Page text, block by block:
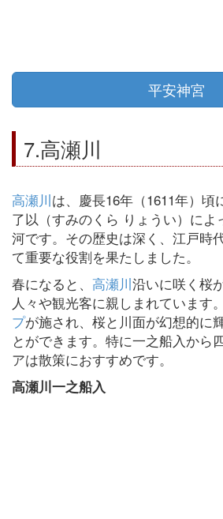
平安神宮
7.高瀬川
高瀬川は、慶長16年（1611年）頃
了以（すみのくら りょうい）によ
河です。その歴史は深く、江戸時
て重要な役割を果たしました。
春になると、 高瀬川沿いに咲く桜
人々や観光客に親しまれています
プが施され、桜と川面が幻想的に
とができます。特に一之船入から
アは散策におすすめです。
高瀬川一之船入